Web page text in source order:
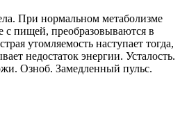
При нормальном метаболизме
с пищей, преобразовываются в
утомляемость наступает тогда,
недостаток энергии. Усталость.
Озноб. Замедленный пульс.